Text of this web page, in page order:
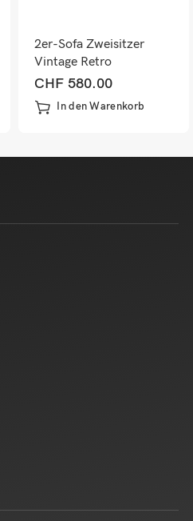
2er-Sofa Zweisitzer
Vintage Retro
Kunstleder Industrial
dunkelbraun
CHF 580.00
In den Warenkorb